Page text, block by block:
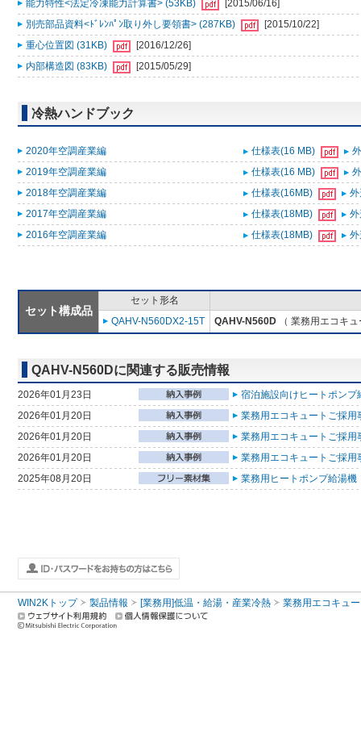
能力特性<法定冷凍能力計算書> (53KB)
[2015/06/16]
別売部品資料<ﾄﾞﾚﾝﾊﾟﾝ取り外し要領書> (287KB)
[2015/10/22]
重心位置図 (31KB)
[2016/12/26]
内部構造図 (83KB)
[2015/05/29]
冷熱ハンドブック
2020年空調産業編 仕様表(16 MB)
2019年空調産業編
仕様表(16 MB)
2018年空調産業編
仕様表(16MB)
2017年空調産業編
仕様表(18MB)
2016年空調産業編
仕様表(18MB)
セット構成品
セット形名
QAHV-N560DX2-15T
QAHV-N560D （ 業務用エコキ
QAHV-N560Dに関連する販売情報
2026年01月23日
宿泊施設向けヒートポン
2026年01月20日
業務用エコキュートご採
2026年01月20日
業務用エコキュートご採
2026年01月20日
業務用エコキュートご採
2025年08月20日
業務用ヒートポンプ給湯
WIN2Kトップ 製品情報 [業務用]低温・給湯・産業冷熱 業務用エコキュ